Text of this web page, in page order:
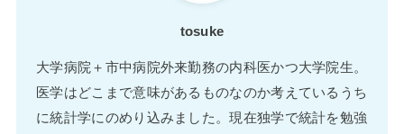
tosuke
大学病院＋市中病院外来勤務の内科医かつ大学院生。
医学はどこまで意味があるものなのか考えているうち
に統計学にのめり込みました。現在独学で統計を勉強